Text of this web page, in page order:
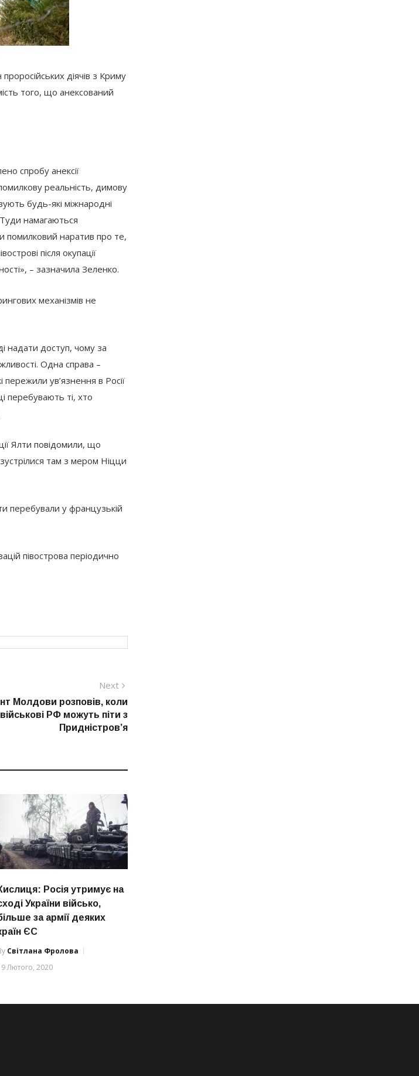
діячів з Криму
того, що анексований
спробу анексії
реальність, димову
будь-які міжнародні
намагаються
помилковий наратив про те,
після окупації
– зазначила Зеленко.
механізмів не
надати доступ, чому за
Одна справа –
ув’язнення в Росії
перебувають ті, хто
Ялти повідомили, що
там з мером Ніцци
перебували у французькій
півострова періодично
Next
Молдови розповів, коли
військові РФ можуть піти з
Придністров’я
Росія утримує на
України військо,
за армії деяких
ЄС
Світлана Фролова
Лютого, 2020